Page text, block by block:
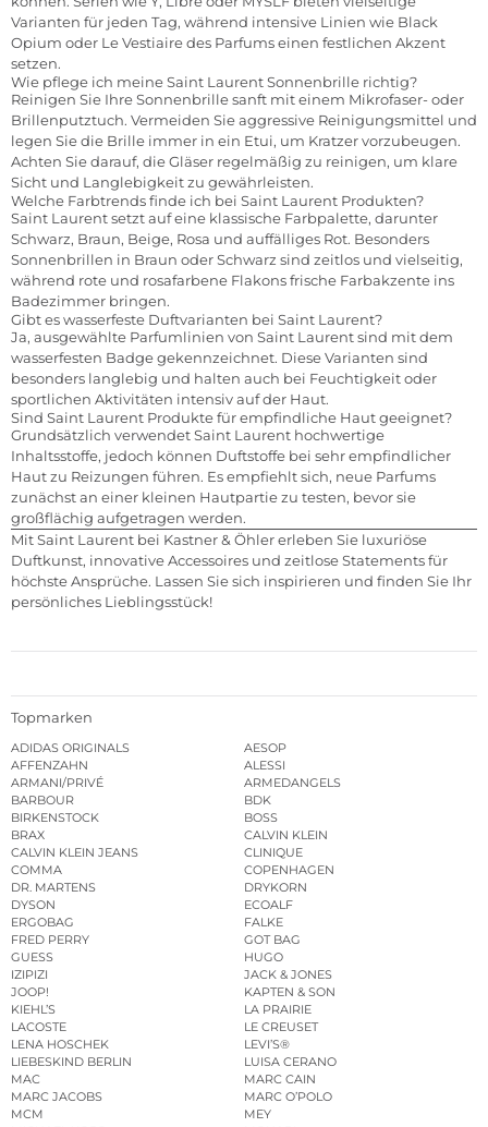
Varianten für jeden Tag, während intensive Linien wie Black
Opium oder Le Vestiaire des Parfums einen festlichen Akzent
setzen.
Wie pflege ich meine Saint Laurent Sonnenbrille richtig?
Reinigen Sie Ihre Sonnenbrille sanft mit einem Mikrofaser- oder
Brillenputztuch. Vermeiden Sie aggressive Reinigungsmittel und
legen Sie die Brille immer in ein Etui, um Kratzer vorzubeugen.
Achten Sie darauf, die Gläser regelmäßig zu reinigen, um klare
Sicht und Langlebigkeit zu gewährleisten.
Welche Farbtrends finde ich bei Saint Laurent Produkten?
Saint Laurent setzt auf eine klassische Farbpalette, darunter
Schwarz, Braun, Beige, Rosa und auffälliges Rot. Besonders
Sonnenbrillen in Braun oder Schwarz sind zeitlos und vielseitig,
während rote und rosafarbene Flakons frische Farbakzente ins
Badezimmer bringen.
Gibt es wasserfeste Duftvarianten bei Saint Laurent?
Ja, ausgewählte Parfumlinien von Saint Laurent sind mit dem
wasserfesten Badge gekennzeichnet. Diese Varianten sind
besonders langlebig und halten auch bei Feuchtigkeit oder
sportlichen Aktivitäten intensiv auf der Haut.
Sind Saint Laurent Produkte für empfindliche Haut geeignet?
Grundsätzlich verwendet Saint Laurent hochwertige
Inhaltsstoffe, jedoch können Duftstoffe bei sehr empfindlicher
Haut zu Reizungen führen. Es empfiehlt sich, neue Parfums
zunächst an einer kleinen Hautpartie zu testen, bevor sie
großflächig aufgetragen werden.
Mit Saint Laurent bei Kastner & Öhler erleben Sie luxuriöse
Duftkunst, innovative Accessoires und zeitlose Statements für
höchste Ansprüche. Lassen Sie sich inspirieren und finden Sie Ihr
persönliches Lieblingsstück!
Topmarken
ADIDAS ORIGINALS
AESOP
AFFENZAHN
ALESSI
ARMANI/PRIVÉ
ARMEDANGELS
BARBOUR
BDK
BIRKENSTOCK
BOSS
BRAX
CALVIN KLEIN
CALVIN KLEIN JEANS
CLINIQUE
COMMA
COPENHAGEN
DR. MARTENS
DRYKORN
DYSON
ECOALF
ERGOBAG
FALKE
FRED PERRY
GOT BAG
GUESS
HUGO
IZIPIZI
JACK & JONES
JOOP!
KAPTEN & SON
KIEHL’S
LA PRAIRIE
LACOSTE
LE CREUSET
LENA HOSCHEK
LEVI’S®
LIEBESKIND BERLIN
LUISA CERANO
MAC
MARC CAIN
MARC JACOBS
MARC O’POLO
MCM
MEY